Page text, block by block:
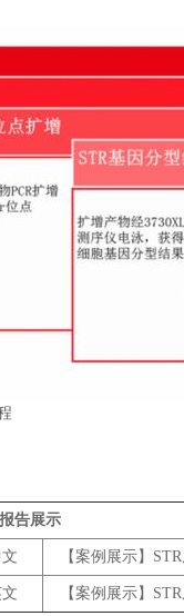
告展示
【案例展示】
【案例展示】